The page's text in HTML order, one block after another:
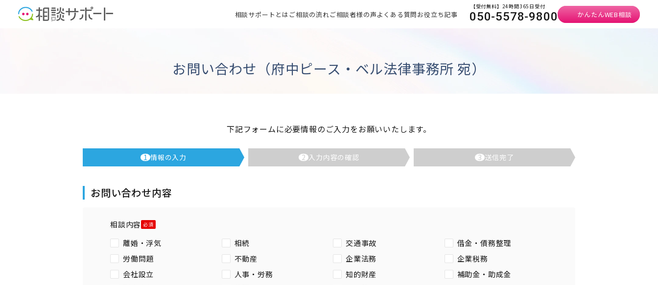
相談サポートとは ご相談の流れご相談者様の声よくある質問お役立ち記事
【受付無料】24時間365日受付
050-5578-9800 かんたんWEB相談
お問い合わせ（府中ピース・ベル法律事務所 宛）
下記フォームに必要情報のご入力をお願いいたします。
1 情報の入力 2 入力内容の確認 3 送信完了
お問い合わせ内容
相談内容
離婚・浮気
相続 交通事故
借金・債務整理
労働問題
不動産 企業法務
企業税務
会社設立
人事・労務 知的財産
補助金・助成金